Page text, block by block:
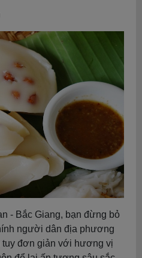
- Bắc Giang, bạn đừng bỏ
người dân địa phương
tuy đơn giản với hương vị